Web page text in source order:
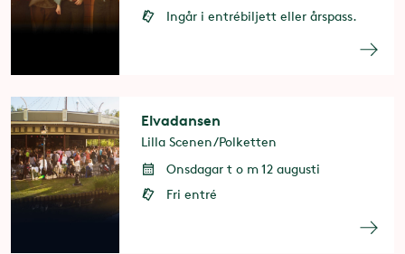
Ingår i entrébiljett eller årspass.
Elvadansen
Lilla Scenen/Polketten
Onsdagar t o m 12 augusti
Fri entré